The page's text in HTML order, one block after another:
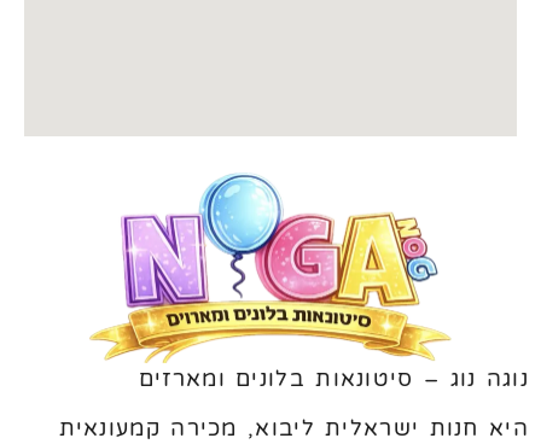
נוגה נוג – סיטונאות בלונים ומארזים
היא חנות ישראלית ליבוא, מכירה קמעונאית